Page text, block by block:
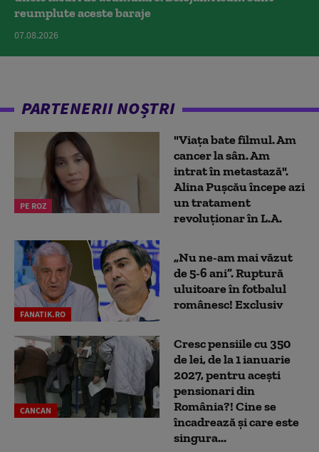
reumplute aceste baraje
07.08.2026
PARTENERII NOȘTRI
PE ROZ
"Viața bate filmul. Am
cancer la sân. Am
intrat în metastază".
Alina Pușcău începe azi
un tratament
revoluționar în L.A.
FANATIK.RO
„Nu ne-am mai văzut
de 5-6 ani”. Ruptură
uluitoare în fotbalul
românesc! Exclusiv
CANCAN
Cresc pensiile cu 350
de lei, de la 1 ianuarie
2027, pentru acești
pensionari din
România?! Cine se
încadrează și care este
singura...